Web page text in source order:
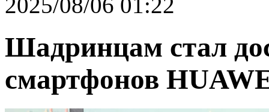
Шадринцам стал
смартфонов